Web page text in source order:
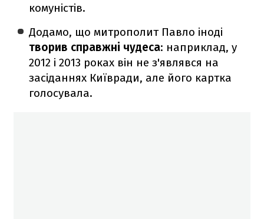
комуністів.
Додамо, що митрополит Павло іноді
творив справжні чудеса: наприклад, у
2012 і 2013 роках він не з'являвся на
засіданнях Київради, але його картка
голосувала.